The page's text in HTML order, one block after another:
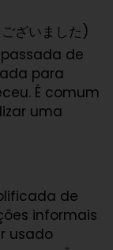
ざいました)
de
para
É comum
uma
de
informais
usado